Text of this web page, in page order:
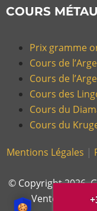
COURS
Prix gramme
Cours de
Cours de
Cours des
Cours du
Cours du
Mentions Légales |
© Copyright 2026,
Vente d’Or et